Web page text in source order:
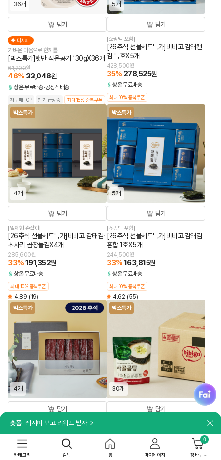
36개
담기
더세페
가벼운 마음으로 한끼를
[박스특가]햇반 작은공기 130gX36개
61,200원
46% 33,048원
상온무료배송 공장직배송
재구매TOP 인기 급상승 최대 15% 중복쿠폰
5개
담기
[쇼핑백 포함]
[26추석 선물세트특가]비비고 감태캔
김 특호X5개
428,500원
35% 278,525원
상온무료배송
최대 10% 중복쿠폰
박스특가
4개
담기
[일체형 손잡이]
[26추석 선물세트특가]비비고 감태김·
초사리 곱창돌김X4개
285,600원
33%191,352원
상온무료배송
최대 10% 중복쿠폰
4.89 (19)
박스특가
5개
담기
[쇼핑백 포함]
[26추석 선물세트특가]비비고 감태김
혼합 1호X5개
244,500원
33%163,815원
상온무료배송
최대 10% 중복쿠폰
4.62 (55)
박스특가
4개
담기
[쇼핑백 포함]
육포X4개
23%269,192
박스특가
30개
담기
개
49,500
39 30,195원
숏폼 레시피 보고 리워드 받자
fai
카테고리 검색 홈 마이페이지 장바구니
0